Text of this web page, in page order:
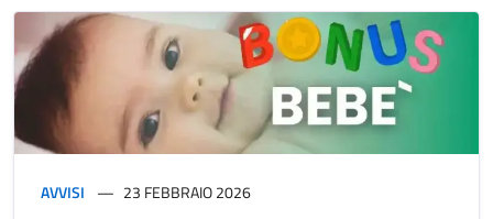
AVVISI 23 FEBBRAIO 2026